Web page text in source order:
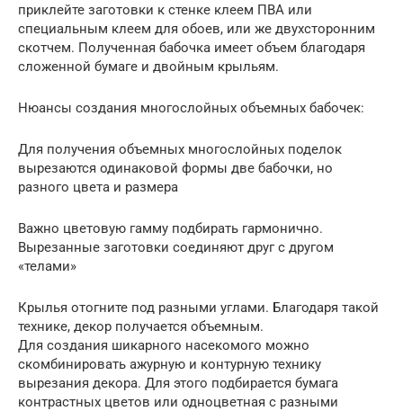
приклейте заготовки к стенке клеем ПВА или
специальным клеем для обоев, или же двухсторонним
скотчем. Полученная бабочка имеет объем благодаря
сложенной бумаге и двойным крыльям.
Нюансы создания многослойных объемных бабочек:
Для получения объемных многослойных поделок
вырезаются одинаковой формы две бабочки, но
разного цвета и размера
Важно цветовую гамму подбирать гармонично.
Вырезанные заготовки соединяют друг с другом
«телами»
Крылья отогните под разными углами. Благодаря такой
технике, декор получается объемным.
Для создания шикарного насекомого можно
скомбинировать ажурную и контурную технику
вырезания декора. Для этого подбирается бумага
контрастных цветов или одноцветная с разными